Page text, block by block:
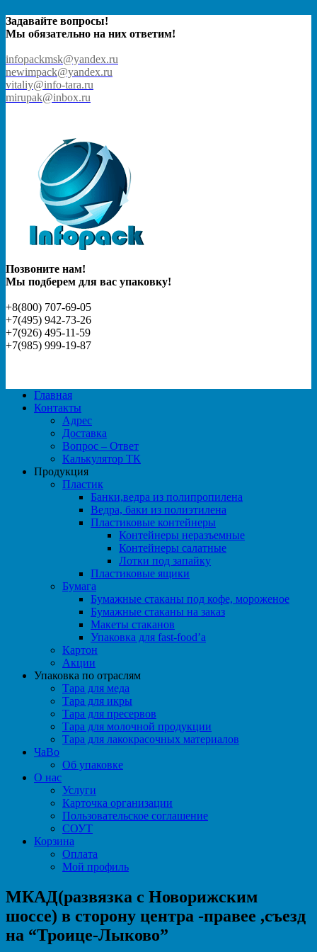
Задавайте вопросы!
Мы обязательно на них ответим!
infopackmsk@yandex.ru
newimpack@yandex.ru
vitaliy@info-tara.ru
mirupak@inbox.ru
Позвоните нам!
Мы подберем для вас упаковку!
+8(800) 707-69-05
+7(495) 942-73-26
+7(926) 495-11-59
+7(985) 999-19-87
Главная
Контакты
Адрес
Доставка
Вопрос – Ответ
Калькулятор ТК
Продукция
Пластик
Банки,ведра из полипропилена
Ведра, баки из полиэтилена
Пластиковые контейнеры
Контейнеры неразъемные
Контейнеры салатные
Лотки под запайку
Пластиковые ящики
Бумага
Бумажные стаканы под кофе, мороженое
Бумажные стаканы на заказ
Макеты стаканов
Упаковка для fast-food’а
Картон
Акции
Упаковка по отраслям
Тара для меда
Тара для икры
Тара для пресервов
Тара для молочной продукции
Тара для лакокрасочных материалов
ЧаВо
Об упаковке
О нас
Услуги
Карточка организации
Пользовательское соглашение
СОУТ
Корзина
Оплата
Мой профиль
МКАД(развязка с Новорижским
шоссе) в сторону центра -правее ,съезд
на “Троице-Лыково”